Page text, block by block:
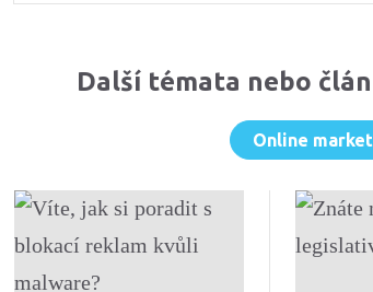
Další témata nebo
Online